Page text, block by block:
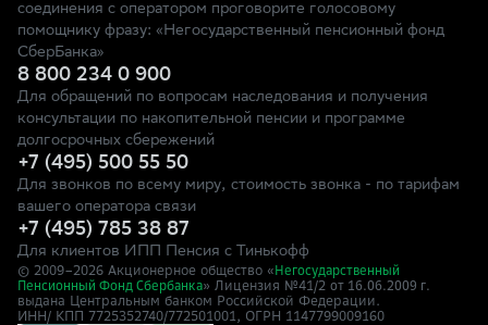
соединения с оператором проговорите голосовому
помощнику фразу: «Негосударственный пенсионный фонд
СберБанка»
8 800 234 0 900
Для обращений по вопросам наследования и получения
консультации по накопительной пенсии и программе
долгосрочных сбережений
+7 (495) 500 55 50
Для звонков по всему миру, стоимость звонка - по тарифам
вашего оператора связи
+7 (495) 785 38 87
Для клиентов ИПП Пенсия с Тинькофф
© 2009–2026 Акционерное общество « Негосударственный
Пенсионный Фонд Сбербанка» Лицензия №41/2 от 16.06.2009 г.
выдана Центральным банком Российской Федерации.
ИНН/ КПП 7725352740/772501001, ОГРН 1147799009160